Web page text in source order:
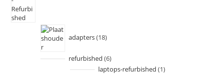
adapters 18
refurbished 6
laptops-refurbished 1